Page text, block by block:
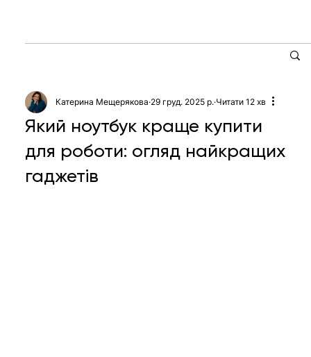
Який ноутбук краще купити
для роботи: огляд найкращих
гаджетів
Катерина Мещерякова 29 груд. 2025 р. Читати 12 хв